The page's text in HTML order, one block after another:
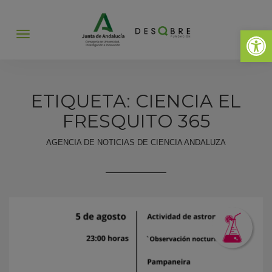
Abrir
Abrir
ETIQUETA: CIENCIA EL
FRESQUITO 365
AGENCIA DE NOTICIAS DE CIENCIA ANDALUZA